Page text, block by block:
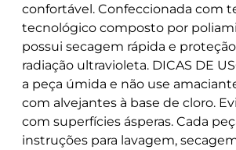
confortável. Confeccionada com
tecnológico composto por
possui secagem rápida e
radiação ultravioleta. DICAS DE
a peça úmida e não use
com alvejantes à base de cloro.
com superfícies ásperas. Cada
instruções para lavagem,